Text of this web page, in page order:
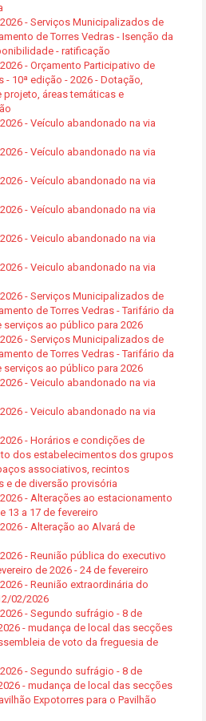
- Serviços Municipalizados de
de Torres Vedras - Isenção da
- ratificação
- Orçamento Participativo de
- 10ª edição - 2026 - Dotação,
áreas temáticas e
- Veículo abandonado na via
- Veículo abandonado na via
- Veículo abandonado na via
- Veículo abandonado na via
- Veiculo abandonado na via
- Veiculo abandonado na via
- Serviços Municipalizados de
de Torres Vedras - Tarifário da
serviços ao público para 2026
- Serviços Municipalizados de
de Torres Vedras - Tarifário da
serviços ao público para 2026
- Veiculo abandonado na via
- Veiculo abandonado na via
- Horários e condições de
dos estabelecimentos dos grupos
associativos, recintos
e de diversão provisória
- Alterações ao estacionamento
13 a 17 de fevereiro
- Alteração ao Alvará de
- Reunião pública do executivo
de 2026 - 24 de fevereiro
- Reunião extraordinária do
02/2026
- Segundo sufrágio - 8 de
- mudança de local das secções
de voto da freguesia de
- Segundo sufrágio - 8 de
- mudança de local das secções
Expotorres para o Pavilhão